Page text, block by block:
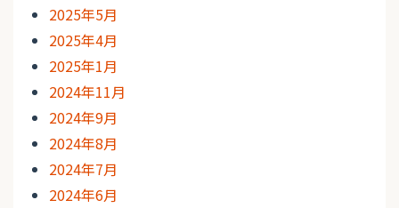
2025年5月
2025年4月
2025年1月
2024年11月
2024年9月
2024年8月
2024年7月
2024年6月